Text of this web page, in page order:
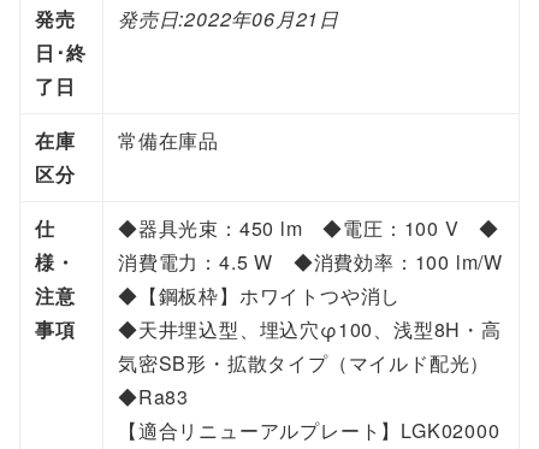
c
ラ
ト
｜
L
G
D
1
1
発売
日･終
了日
発売日:2022年06月21日
在庫
区分
常備在庫品
仕
様・
注意
事項
◆器具光束：450 lm ◆電圧：100 V ◆
消費電力：4.5 W ◆消費効率：100 lm/W
◆【鋼板枠】ホワイトつや消し
◆天井埋込型、埋込穴φ100、浅型8H・高
気密SB形・拡散タイプ（マイルド配光）
◆Ra83
【適合リニューアルプレート】LGK02000